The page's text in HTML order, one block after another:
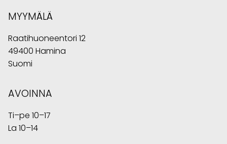
MYYMÄLÄ
Raatihuoneentori 12
49400 Hamina
Suomi
AVOINNA
Ti–pe 10–17
La 10–14